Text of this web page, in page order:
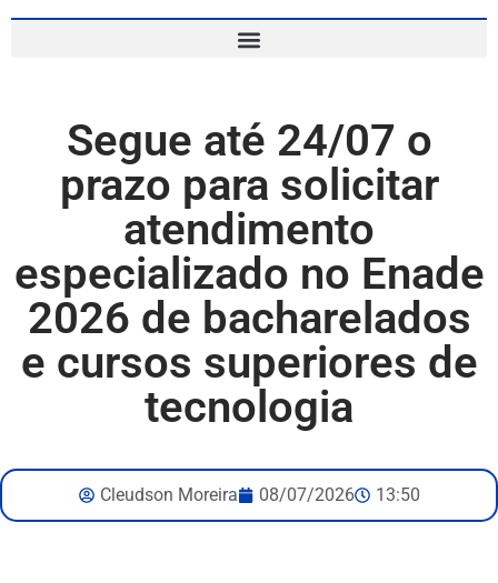
Segue até 24/07 o
prazo para solicitar
atendimento
especializado no Enade
2026 de bacharelados
e cursos superiores de
tecnologia
Cleudson Moreira 08/07/2026 13:50